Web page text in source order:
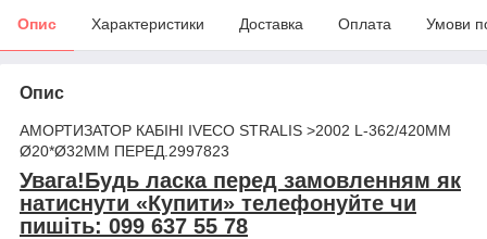
Опис Характеристики Доставка Оплата Умови
Опис
АМОРТИЗАТОР КАБІНІ IVECO STRALIS >2002 L-362/420MM
Ø20*Ø32MM ПЕРЕД.2997823
Увага!Будь ласка перед замовленням як
натиснути «Купити» телефонуйте чи
пишіть: 099 637 55 78